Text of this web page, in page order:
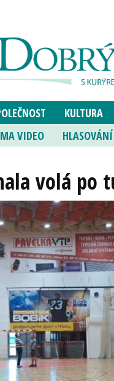
KULTURA
VIDEO HLASOVÁNÍ
volá po